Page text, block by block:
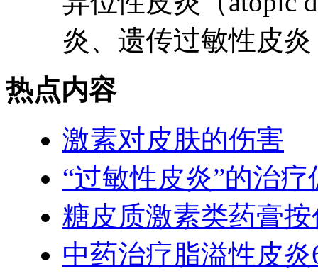
炎、遗传过敏性皮
热点内容
激素对皮肤的伤害
“过敏性皮炎”的治疗
糖皮质激素类药膏
中药治疗脂溢性皮